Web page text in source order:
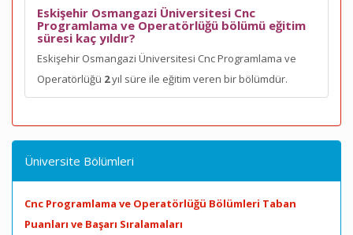
Eskişehir Osmangazi Üniversitesi Cnc
Programlama ve Operatörlüğü bölümü eğitim
süresi kaç yıldır?
Eskişehir Osmangazi Üniversitesi Cnc Programlama ve
Operatörlüğü 2yıl süre ile eğitim veren bir bölümdür.
Üniversite Bölümleri
Cnc Programlama ve Operatörlüğü Bölümleri Taban
Puanları ve Başarı Sıralamaları